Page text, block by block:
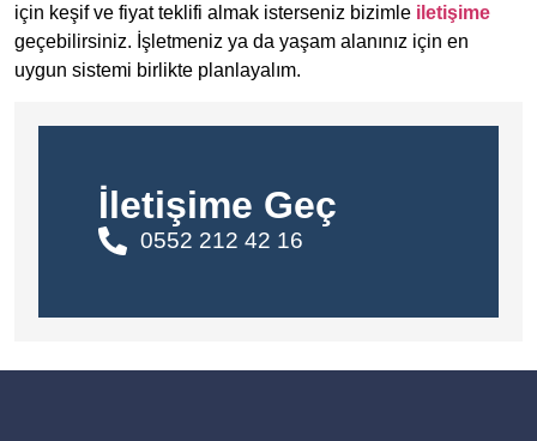
İletişime Geç
0552 212 42 16
için keşif ve fiyat teklifi almak isterseniz bizimle iletişime
geçebilirsiniz. İşletmeniz ya da yaşam alanınız için en
uygun sistemi birlikte planlayalım.